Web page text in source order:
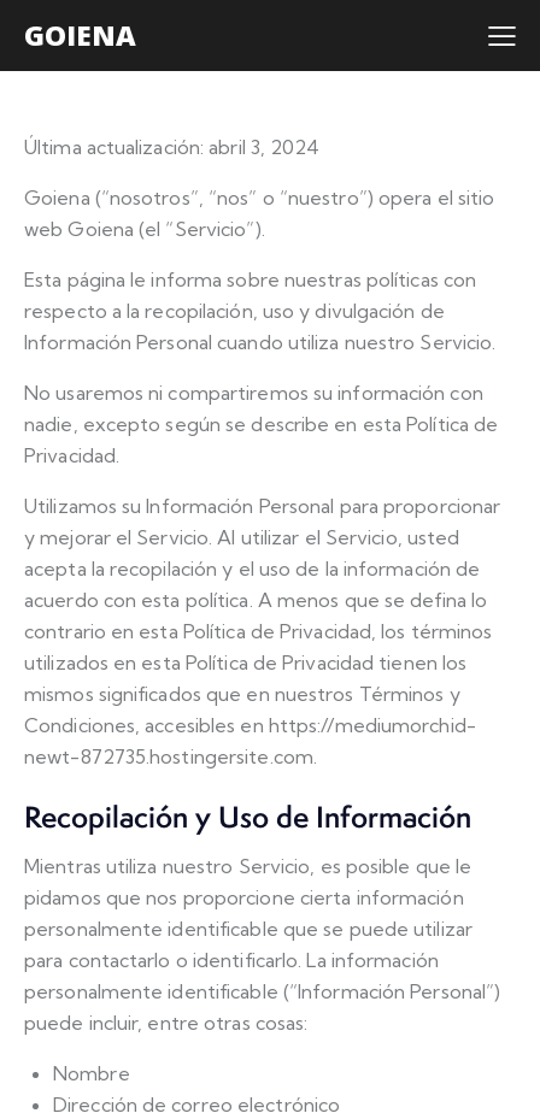
GOIENA
Última actualización: abril 3, 2024
Goiena (“nosotros”, “nos” o “nuestro”) opera el sitio
web Goiena (el “Servicio”).
Esta página le informa sobre nuestras políticas con
respecto a la recopilación, uso y divulgación de
Información Personal cuando utiliza nuestro Servicio.
No usaremos ni compartiremos su información con
nadie, excepto según se describe en esta Política de
Privacidad.
Utilizamos su Información Personal para proporcionar
y mejorar el Servicio. Al utilizar el Servicio, usted
acepta la recopilación y el uso de la información de
acuerdo con esta política. A menos que se defina lo
contrario en esta Política de Privacidad, los términos
utilizados en esta Política de Privacidad tienen los
mismos significados que en nuestros Términos y
Condiciones, accesibles en https://mediumorchid-
newt-872735.hostingersite.com.
Recopilación y Uso de Información
Mientras utiliza nuestro Servicio, es posible que le
pidamos que nos proporcione cierta información
personalmente identificable que se puede utilizar
para contactarlo o identificarlo. La información
personalmente identificable (“Información Personal”)
puede incluir, entre otras cosas:
Nombre
Dirección de correo electrónico